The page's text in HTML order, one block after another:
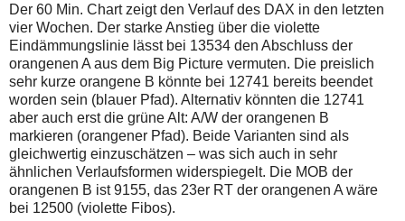
Sie
Ihre
Browsereinstellungen
oder
Ihre
Internetverbindung
und
versuchen
Sie
es
zu
einem
späteren
Zeitpunkt
noch
Der 60 Min. Chart zeigt den Verlauf des DAX in den letzten
vier Wochen. Der starke Anstieg über die violette
Eindämmungslinie lässt bei 13534 den Abschluss der
orangenen A aus dem Big Picture vermuten. Die preislich
sehr kurze orangene B könnte bei 12741 bereits beendet
worden sein (blauer Pfad). Alternativ könnten die 12741
aber auch erst die grüne Alt: A/W der orangenen B
markieren (orangener Pfad). Beide Varianten sind als
gleichwertig einzuschätzen – was sich auch in sehr
ähnlichen Verlaufsformen widerspiegelt. Die MOB der
orangenen B ist 9155, das 23er RT der orangenen A wäre
bei 12500 (violette Fibos).